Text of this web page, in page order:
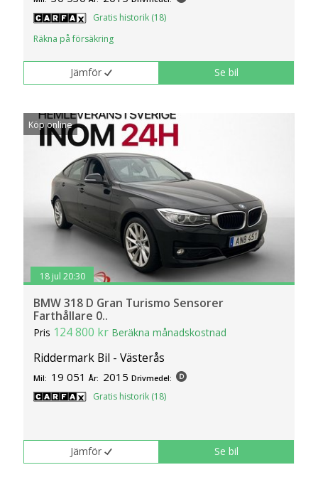
inställningar för cookies.
Gratis historik (18)
Räkna på försäkring
Jämför Se bil
Köp online
18 jul 20:30
BMW 318 D Gran Turismo Sensorer
Farthållare 0..
Pris 124 800 kr Beräkna månadskostnad
Riddermark Bil - Västerås
Mil: 19 051 År: 2015 Drivmedel:
Gratis historik (18)
Jämför Se bil